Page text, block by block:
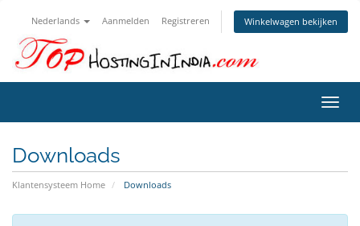
Nederlands Aanmelden Registreren Winkelwagen bekijken
in-/
Downloads
Klantensysteem Home Downloads